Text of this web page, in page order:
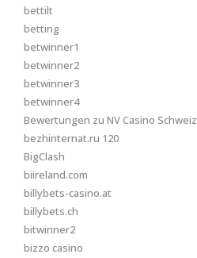
bettilt
betting
betwinner1
betwinner2
betwinner3
betwinner4
Bewertungen zu NV Casino Schweiz
bezhinternat.ru 120
BigClash
biireland.com
billybets-casino.at
billybets.ch
bitwinner2
bizzo casino